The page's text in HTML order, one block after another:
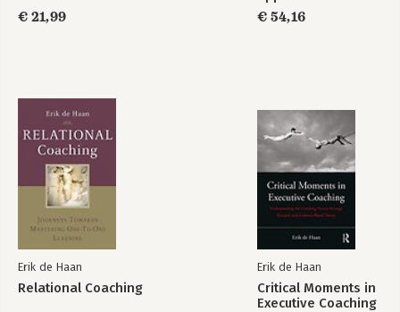
€ 21,99
coaching and
consulting
€ 54,16
Erik de Haan
Relational Coaching
Erik de Haan
Critical Moments in
Executive Coaching